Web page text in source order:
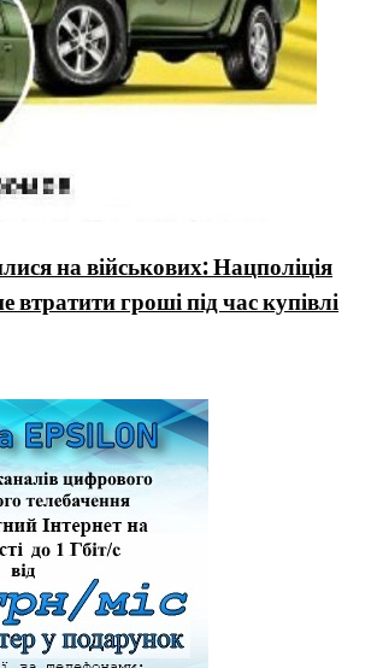
на військових: Нацполіція
втратити гроші під час купівлі